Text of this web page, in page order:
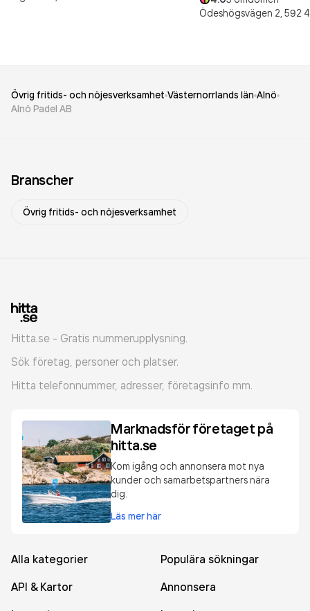
Ödeshögsvägen 2, 592
Övrig fritids- och nöjesverksamhet Västernorrlands län Alnö
Alnö Padel AB
Branscher
Övrig fritids- och nöjesverksamhet
Hitta.se - Gratis nummerupplysning.
Sök företag, personer och platser.
Hitta telefonnummer, adresser, företagsinfo mm.
Marknadsför företaget på
hitta.se
Kom igång och annonsera mot nya
kunder och samarbetspartners nära
dig.
Läs mer här
Alla kategorier
Populära sökningar
API & Kartor
Annonsera